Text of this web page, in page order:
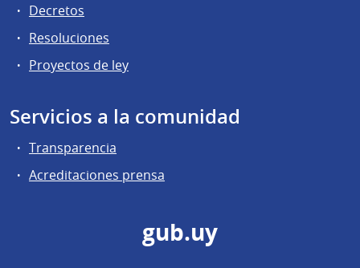
Decretos
Resoluciones
Proyectos de ley
Servicios a la comunidad
Transparencia
Acreditaciones prensa
gub.uy